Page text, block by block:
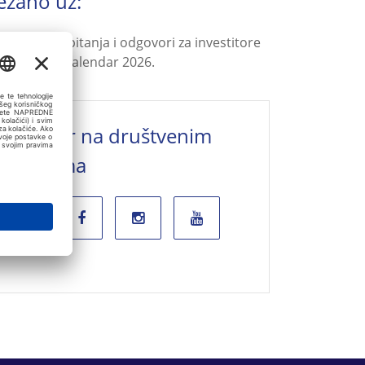
Najčešća pitanja i odgovori za investitore
Poslovni kalendar 2026.
Valamar na društvenim
mrežama